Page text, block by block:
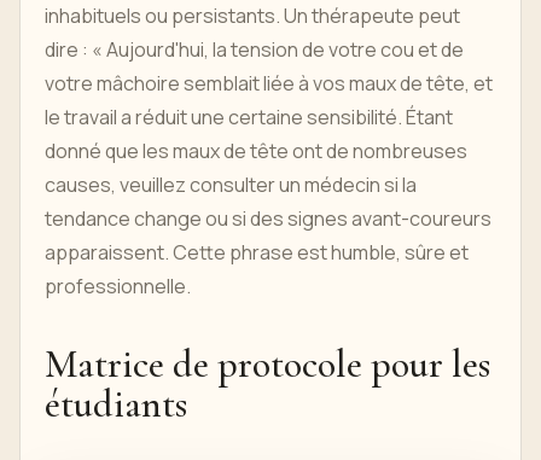
inhabituels ou persistants. Un thérapeute peut
dire : « Aujourd'hui, la tension de votre cou et de
votre mâchoire semblait liée à vos maux de tête, et
le travail a réduit une certaine sensibilité. Étant
donné que les maux de tête ont de nombreuses
causes, veuillez consulter un médecin si la
tendance change ou si des signes avant-coureurs
apparaissent. Cette phrase est humble, sûre et
professionnelle.
Matrice de protocole pour les
étudiants